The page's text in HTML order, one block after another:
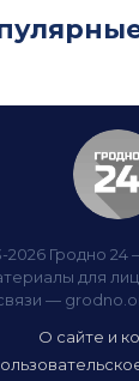
2026 Гродно
для
—
О сайте и